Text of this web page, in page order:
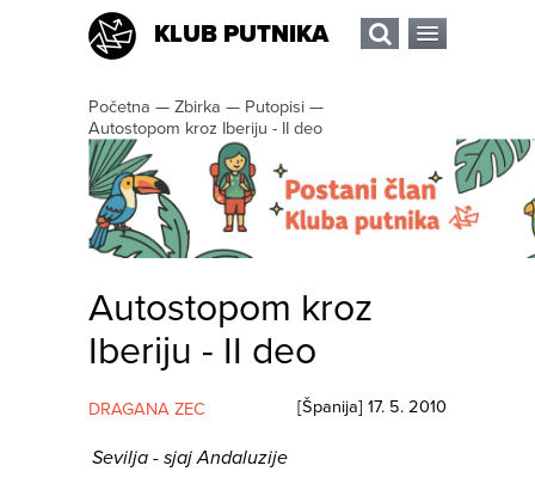
KLUB PUTNIKA
Početna — Zbirka — Putopisi —
Autostopom kroz Iberiju - II deo
Autostopom kroz
Iberiju - II deo
DRAGANA ZEC [Španija] 17. 5. 2010
Sevilja - sjaj Andaluzije